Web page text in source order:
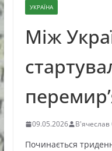
УКРАЇНА
Між
09.05.2026
Починається